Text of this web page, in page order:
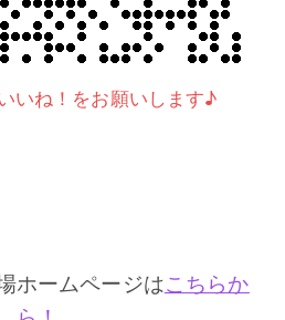
いね！をお願いします♪
ホームページはこちらか